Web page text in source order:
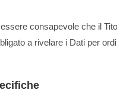
essere consapevole che il
a rivelare i Dati per